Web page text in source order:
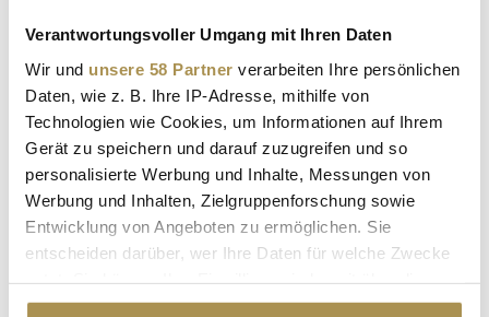
Verantwortungsvoller Umgang mit Ihren Daten
Wir und unsere 58 Partner verarbeiten Ihre persönlichen
Daten, wie z. B. Ihre IP-Adresse, mithilfe von
Technologien wie Cookies, um Informationen auf Ihrem
Gerät zu speichern und darauf zuzugreifen und so
personalisierte Werbung und Inhalte, Messungen von
Werbung und Inhalten, Zielgruppenforschung sowie
Entwicklung von Angeboten zu ermöglichen. Sie
entscheiden darüber, wer Ihre Daten für welche Zwecke
Cookie-Erklärung oder durch Klicken auf das Privacy